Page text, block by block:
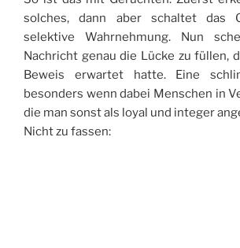
solches, dann aber schaltet das
selektive Wahrnehmung. Nun
Nachricht genau die Lücke zu füllen,
Beweis erwartet hatte. Eine
besonders wenn dabei Menschen in
die man sonst als loyal und integer
Nicht zu fassen: